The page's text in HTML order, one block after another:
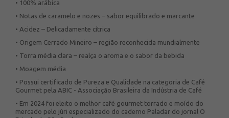
• 100% arábica
• Notas de caramelo e nozes – sabor equilibrado e marcante
• Acidez – Delicadamente cítrica
• Origem Cerrado Mineiro – região reconhecida mundialmente
• Torra média clara – realça o aroma e o sabor da bebida
• Moagem média
• Possui certificado de Pureza e Qualidade na categoria de Café
Gourmet pela ABIC - Associação Brasileira da Indústria de Café
• Em 2024 foi eleito o melhor café gourmet torrado e moído do
mercado pelo júri especializado do caderno Paladar do jornal O